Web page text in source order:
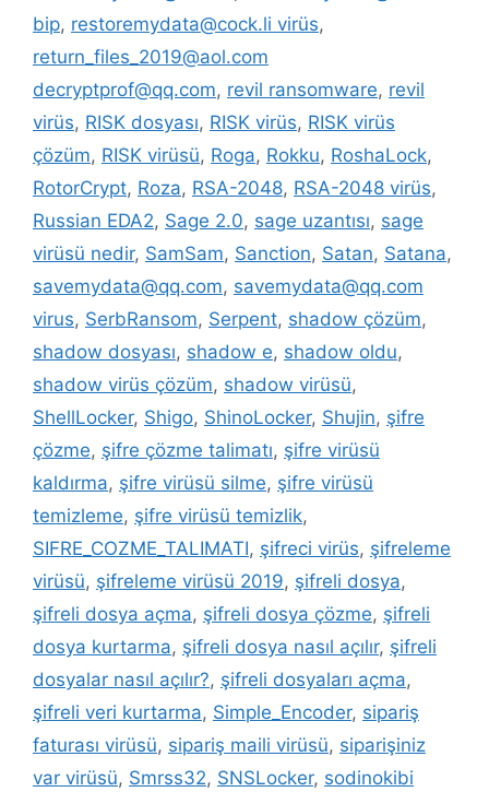
bip, restoremydata@cock.li virüs,
return_files_2019@aol.com
decryptprof@qq.com, revil ransomware, revil
virüs, RISK dosyası, RISK virüs, RISK virüs
çözüm, RISK virüsü, Roga, Rokku, RoshaLock,
RotorCrypt, Roza, RSA-2048, RSA-2048 virüs,
Russian EDA2, Sage 2.0, sage uzantısı, sage
virüsü nedir, SamSam, Sanction, Satan, Satana,
savemydata@qq.com, savemydata@qq.com
virus, SerbRansom, Serpent, shadow çözüm,
shadow dosyası, shadow e, shadow oldu,
shadow virüs çözüm, shadow virüsü,
ShellLocker, Shigo, ShinoLocker, Shujin, şifre
çözme, şifre çözme talimatı, şifre virüsü
kaldırma, şifre virüsü silme, şifre virüsü
temizleme, şifre virüsü temizlik,
SIFRE_COZME_TALIMATI, şifreci virüs, şifreleme
virüsü, şifreleme virüsü 2019, şifreli dosya,
şifreli dosya açma, şifreli dosya çözme, şifreli
dosya kurtarma, şifreli dosya nasıl açılır, şifreli
dosyalar nasıl açılır?, şifreli dosyaları açma,
şifreli veri kurtarma, Simple_Encoder, sipariş
faturası virüsü, sipariş maili virüsü, siparişiniz
var virüsü, Smrss32, SNSLocker, sodinokibi